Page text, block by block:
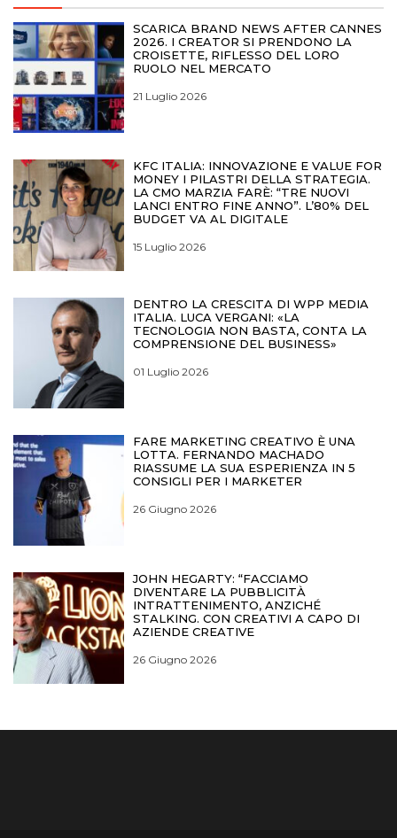
SCARICA BRAND NEWS AFTER CANNES
2026. I CREATOR SI PRENDONO LA
CROISETTE, RIFLESSO DEL LORO
RUOLO NEL MERCATO
21 Luglio 2026
KFC ITALIA: INNOVAZIONE E VALUE FOR
MONEY I PILASTRI DELLA STRATEGIA.
LA CMO MARZIA FARÈ: “TRE NUOVI
LANCI ENTRO FINE ANNO”. L’80% DEL
BUDGET VA AL DIGITALE
15 Luglio 2026
DENTRO LA CRESCITA DI WPP MEDIA
ITALIA. LUCA VERGANI: «LA
TECNOLOGIA NON BASTA, CONTA LA
COMPRENSIONE DEL BUSINESS»
01 Luglio 2026
FARE MARKETING CREATIVO È UNA
LOTTA. FERNANDO MACHADO
RIASSUME LA SUA ESPERIENZA IN 5
CONSIGLI PER I MARKETER
26 Giugno 2026
JOHN HEGARTY: “FACCIAMO
DIVENTARE LA PUBBLICITÀ
INTRATTENIMENTO, ANZICHÉ
STALKING. CON CREATIVI A CAPO DI
AZIENDE CREATIVE
26 Giugno 2026